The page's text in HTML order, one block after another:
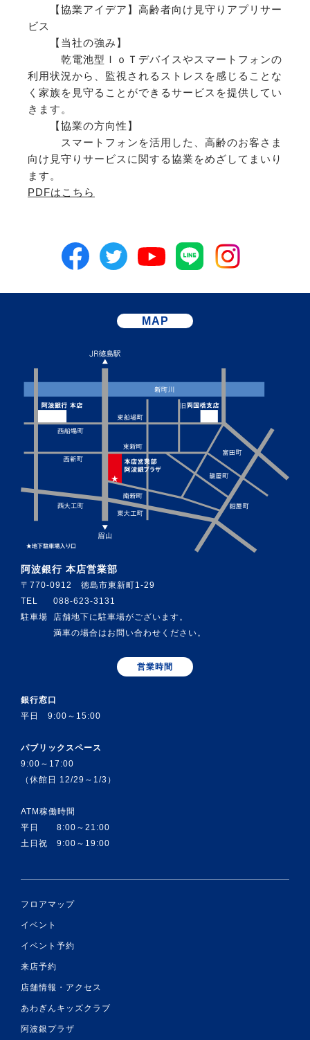
【協業アイデア】高齢者向け見守りアプリサー
ビス
【当社の強み】
乾電池型ＩｏＴデバイスやスマートフォンの
利用状況から、監視されるストレスを感じることな
く家族を見守ることができるサービスを提供してい
きます。
【協業の方向性】
スマートフォンを活用した、高齢のお客さま
向け見守りサービスに関する協業をめざしてまいり
ます。
PDFはこちら
MAP
阿波銀行 本店営業部
〒770-0912 徳島市東新町1-29
TEL
088-623-3131
駐車場
店舗地下に駐車場がございます。
満車の場合はお問い合わせください。
営業時間
銀行窓口
平日 9:00～15:00
パブリックスペース
9:00～17:00
（休館日 12/29～1/3）
ATM稼働時間
平日 8:00～21:00
土日祝 9:00～19:00
フロアマップ
イベント
イベント予約
来店予約
店舗情報・アクセス
あわぎんキッズクラブ
阿波銀プラザ